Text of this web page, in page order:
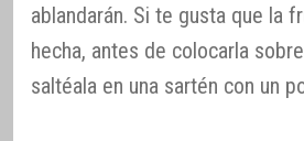
ablandarán. Si te gusta que la
hecha, antes de colocarla
saltéala en una sartén con un